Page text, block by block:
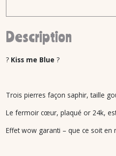
Description
? Kiss me Blue ?
Trois pierres façon saphir, taille
Le fermoir cœur, plaqué or 24k,
Effet wow garanti – que ce soit